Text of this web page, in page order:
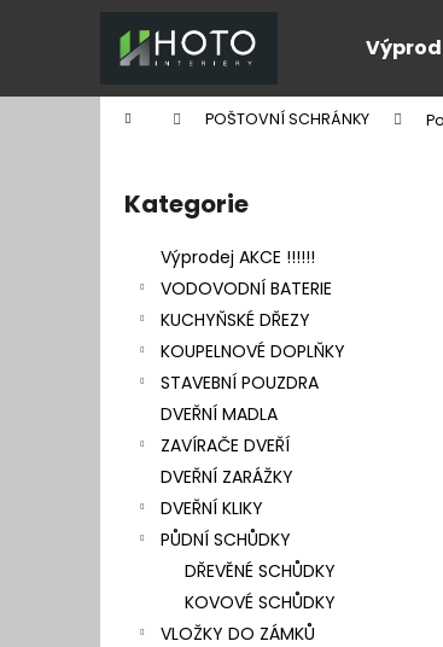
Domů POŠTOVNÍ SCHRÁNKY
Přeskočit
kategorie
Kategorie
Výprodej AKCE !!!!!!
VODOVODNÍ BATERIE
KUCHYŇSKÉ DŘEZY
KOUPELNOVÉ DOPLŇKY
STAVEBNÍ POUZDRA
DVEŘNÍ MADLA
ZAVÍRAČE DVEŘÍ
DVEŘNÍ ZARÁŽKY
DVEŘNÍ KLIKY
PŮDNÍ SCHŮDKY
DŘEVĚNÉ SCHŮDKY
KOVOVÉ SCHŮDKY
VLOŽKY DO ZÁMKŮ
í
Zpět
do
Zpět
do